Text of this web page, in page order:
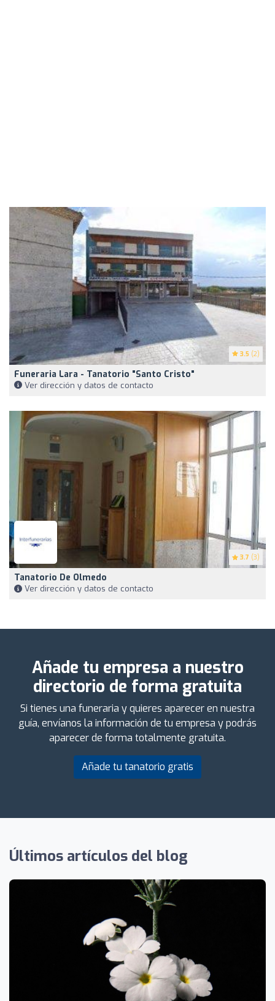
3.5 (2)
Funeraria Lara - Tanatorio "Santo Cristo"
Ver dirección y datos de contacto
3.7 (3)
Tanatorio De Olmedo
Ver dirección y datos de contacto
Añade tu empresa a nuestro
directorio de forma gratuita
Si tienes una funeraria y quieres aparecer en nuestra
guía, envíanos la información de tu empresa y podrás
aparecer de forma totalmente gratuita.
Añade tu tanatorio gratis
Últimos artículos del blog